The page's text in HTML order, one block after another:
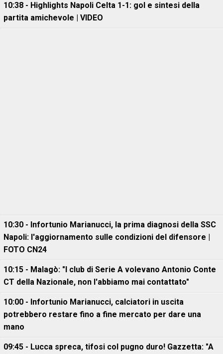
10:38 - Highlights Napoli Celta 1-1: gol e sintesi della
partita amichevole | VIDEO
10:30 - Infortunio Marianucci, la prima diagnosi della SSC
Napoli: l'aggiornamento sulle condizioni del difensore |
FOTO CN24
10:15 - Malagò: "I club di Serie A volevano Antonio Conte
CT della Nazionale, non l'abbiamo mai contattato"
10:00 - Infortunio Marianucci, calciatori in uscita
potrebbero restare fino a fine mercato per dare una
mano
09:45 - Lucca spreca, tifosi col pugno duro! Gazzetta: "A